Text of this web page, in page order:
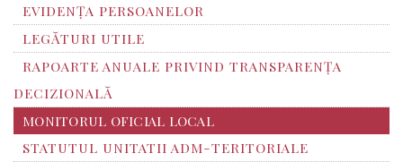
EVIDENȚA PERSOANELOR
LEGĂTURI UTILE
RAPOARTE ANUALE PRIVIND TRANSPARENŢA
DECIZIONALĂ
MONITORUL OFICIAL LOCAL
STATUTUL UNITATII ADM-TERITORIALE